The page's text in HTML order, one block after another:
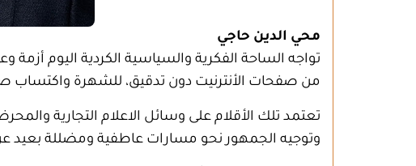
محي الدين حاجي
تواجه الساحة الفكرية والسياسية الكردية اليوم
من صفحات الأنترنيت دون تدقيق، للشهرة واكتساب
تعتمد تلك الأقلام على وسائل الاعلام التجارية
وتوجيه الجمهور نحو مسارات عاطفية ومضللة بعيد